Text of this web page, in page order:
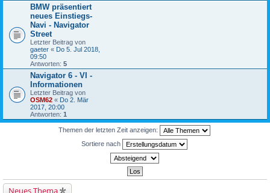
BMW präsentiert
neues Einstiegs-
Navi - Navigator
Street
Letzter Beitrag von
gaeter « Do 5. Jul 2018,
09:50
Antworten: 5
Navigator 6 - VI -
Informationen
Letzter Beitrag von
OSM62 « Do 2. Mär
2017, 20:00
Antworten: 1
Themen der letzten Zeit anzeigen:
Sortiere nach
Neues Thema